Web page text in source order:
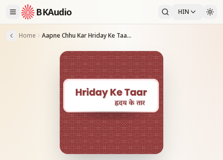
BKAudio HIN
Home Aapne Chhu Kar Hriday Ke Taar Ko